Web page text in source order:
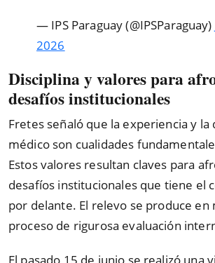
— IPS Paraguay (@IPSParaguay)
2026
Disciplina y valores para
desafíos institucionales
Fretes señaló que la experiencia y la
médico son cualidades
Estos valores resultan claves para
desafíos institucionales que tiene el
por delante. El relevo se produce en
proceso de rigurosa evaluación
El pasado 15 de junio se realizó una